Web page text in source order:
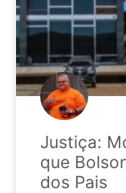
Justiça:
que
dos Pais